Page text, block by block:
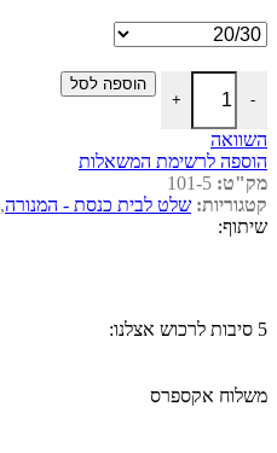
-
+
הוספה לסל
השוואה
הוספה לרשימת המשאלות
מק"ט: 101-5
קטגוריות: שלט לבית כנסת - המנורה,
שיתוף:
5 סיבות לרכוש אצלנו:
משלוח אקספרס